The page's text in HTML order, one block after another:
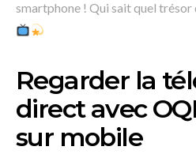
smartphone ! Qui sait quel
Regarder la
direct avec
sur mobile